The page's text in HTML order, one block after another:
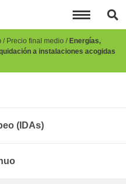
Precio final medio Energías,
a instalaciones acogidas
(IDAs)